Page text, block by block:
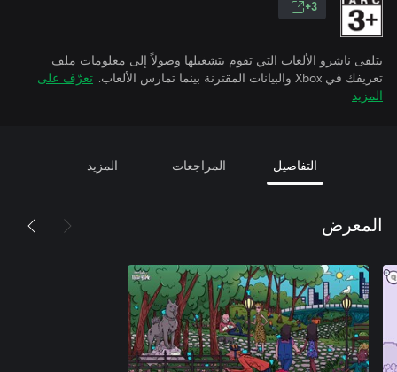
3+
يتلقى ناشرو الألعاب التي تقوم بتشغيلها وصولاً إلى معلومات ملف
تعريفك في Xbox والبيانات المقترنة بينما تمارس الألعاب.
تعرّف على
المزيد
التفاصيل المراجعات المزيد
المعرض